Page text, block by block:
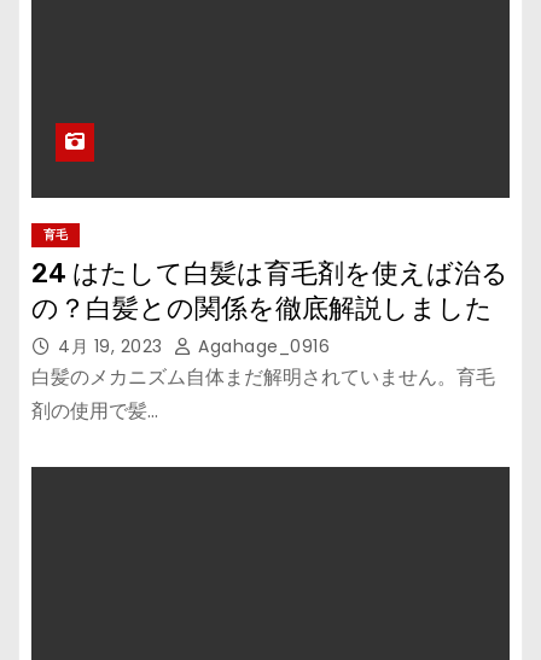
育毛
24 はたして白髪は育毛剤を使えば治る
の？白髪との関係を徹底解説しました
4月 19, 2023 Agahage_0916
白髪のメカニズム自体まだ解明されていません。育毛
剤の使用で髪…